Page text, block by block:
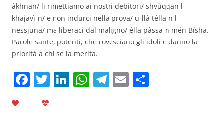
àkhnan/ li rimettiamo ai nostri debitori/ shvùqqan l-
khajavì-n/ e non indurci nella prova/ u-llà télla-n l-
nessjuna/ ma liberaci dal maligno/ élla pàssa-n mén Bísha.
Parole sante, potenti, che rovesciano gli idoli e danno la
priorità a chi se la merita.
F T Li W T E